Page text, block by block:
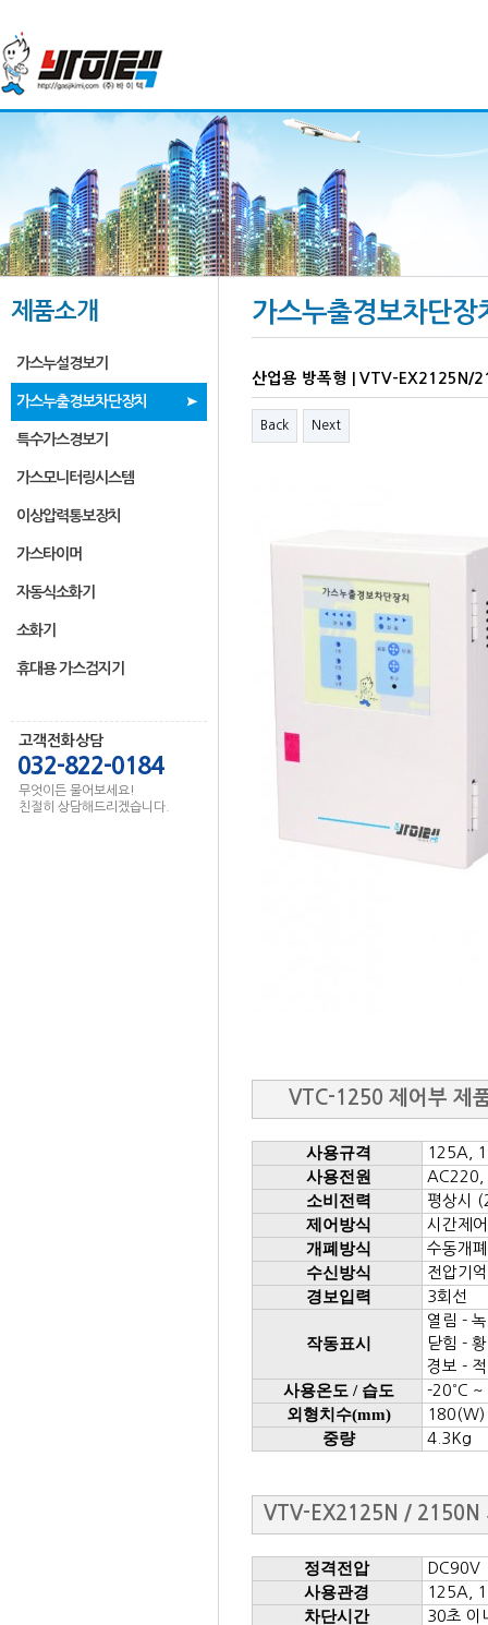
제품소개
가스누설경보기
가스누출경보차단장치
특수가스경보기
가스모니터링시스템
이상압력통보장치
가스타이머
자동식소화기
소화기
휴대용 가스검지기
고객전화상담
032-822-0184
무엇이든 물어보세요!
친절히 상담해드리겠습니다.
가스누출경보차단장
산업용 방폭형 | VTV-EX2125N/
Back Next
VTC-1250 제어부 제
사용규격 125A,
사용전원 AC220,
소비전력 평상시
제어방식 시간제
개폐방식 수동개
수신방식 전압기
경보입력 3회선
작동표시
열림 -
닫힘 -
경보 -
사용온도 / 습도 -20˚ C
외형치수(mm)
중량 4.3Kg
VTV-EX2125N / 2150N
정격전압 DC90V
사용관경 125A,
차단시간 30초 이